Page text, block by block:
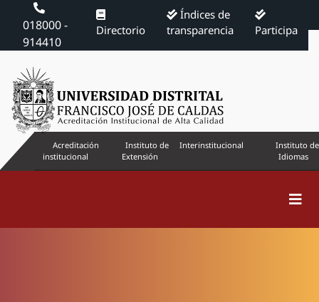
018000 -
914410
Directorio
Índices de
transparencia
Participa
Acreditación
institucional
Instituto de
Extensión
Interinstitucional
Instituto de
Idiomas